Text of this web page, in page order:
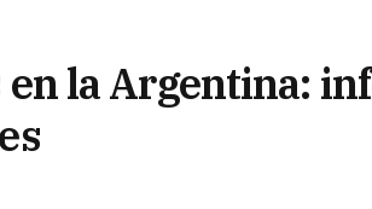
la Argentina: